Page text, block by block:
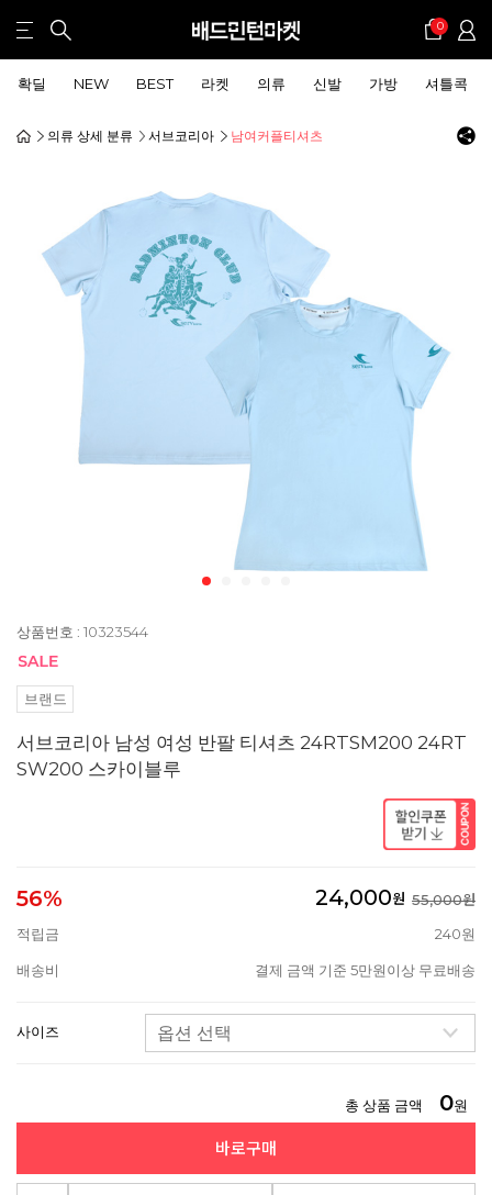
0
확딜 NEW BEST 라켓 의류 신발 가방 셔틀콕
의류 상세 분류 서브코리아 남여커플티셔츠
상품번호 : 10323544
브랜드
서브코리아 남성 여성 반팔 티셔츠 24RTSM200 24RT
SW200 스카이블루
56% 24,000원 55,000원
적립금
240원
배송비 결제 금액 기준 5만원이상 무료배송
사이즈
총 상품 금액 0원
바로구매